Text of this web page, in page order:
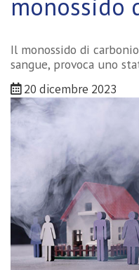
monossido
Il monossido di
sangue, provoca uno
20 dicembre 2023